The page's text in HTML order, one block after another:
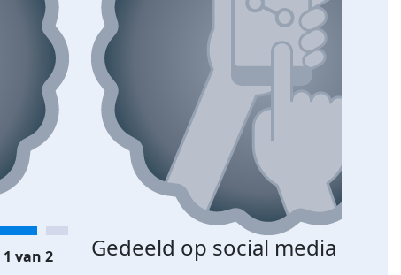
Gedeeld op social media
1 van 2